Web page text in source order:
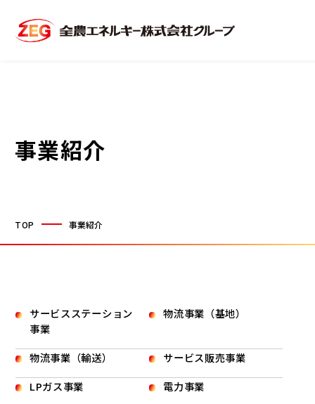
事業紹介
TOP 事業紹介
サービスステーション
事業
物流事業（基地）
物流事業（輸送）
サービス販売事業
LPガス事業
電力事業